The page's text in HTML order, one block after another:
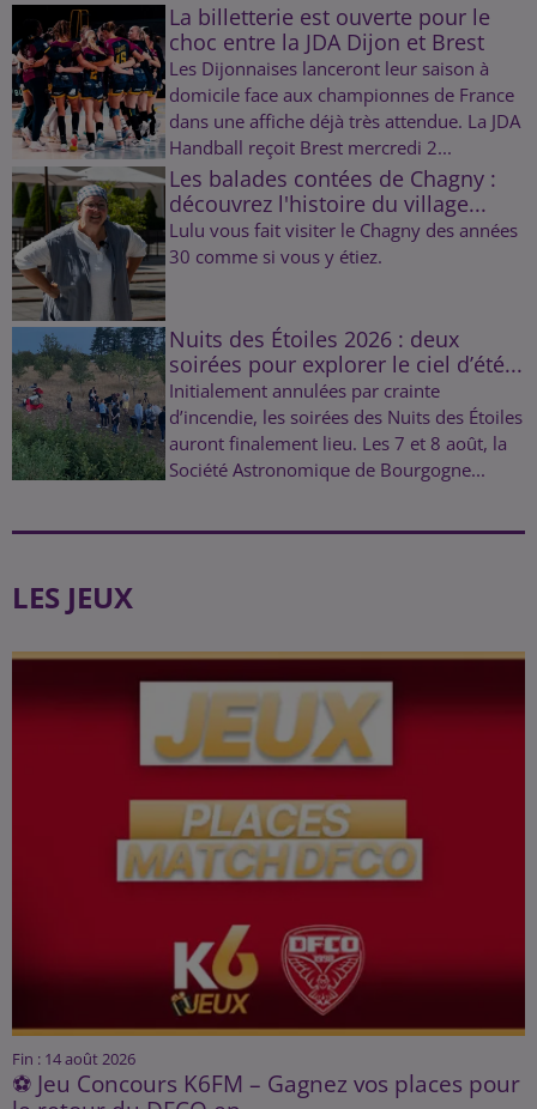
La billetterie est ouverte pour le
choc entre la JDA Dijon et Brest
Les Dijonnaises lanceront leur saison à
domicile face aux championnes de France
dans une affiche déjà très attendue. La JDA
Handball reçoit Brest mercredi 2...
Les balades contées de Chagny :
découvrez l'histoire du village...
Lulu vous fait visiter le Chagny des années
30 comme si vous y étiez.
Nuits des Étoiles 2026 : deux
soirées pour explorer le ciel d’été...
Initialement annulées par crainte
d’incendie, les soirées des Nuits des Étoiles
auront finalement lieu. Les 7 et 8 août, la
Société Astronomique de Bourgogne...
LES JEUX
Fin : 14 août 2026
⚽ Jeu Concours K6FM – Gagnez vos places pour